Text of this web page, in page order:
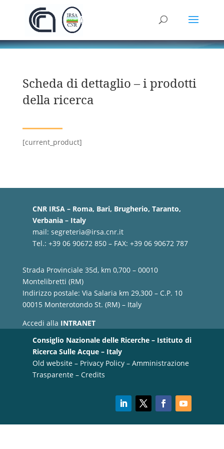
Scheda di dettaglio – i prodotti
della ricerca
[current_product]
CNR IRSA – Roma, Bari, Brugherio, Taranto,
Verbania – Italy
mail: segreteria@irsa.cnr.it
Tel.: +39 06 90672 850 – FAX: +39 06 90672 787
Strada Provinciale 35d, km 0,700 – 00010
Montelibretti (RM)
Indirizzo postale: Via Salaria km 29,300 – C.P. 10
00015 Monterotondo St. (RM) – Italy
Accedi alla INTRANET
Consiglio Nazionale delle Ricerche – Istituto di
Ricerca Sulle Acque – Italy
Old website– Privacy Policy– Amministrazione
Trasparente– Credits